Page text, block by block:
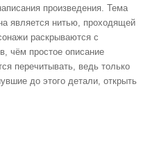
произведения. Тема
является нитью, проходящей
раскрываются с
чём простое описание
перечитывать, ведь только
до этого детали, открыть